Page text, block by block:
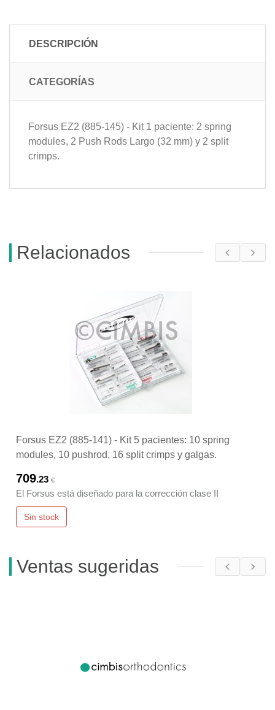
DESCRIPCIÓN
CATEGORÍAS
Forsus EZ2 (885-145) - Kit 1 paciente: 2 spring
modules, 2 Push Rods Largo (32 mm) y 2 split
crimps.
Relacionados
Forsus EZ2 (885-141) - Kit 5 pacientes: 10 spring
modules, 10 pushrod, 16 split crimps y galgas.
709.23 €
El Forsus está diseñado para la corrección clase II
Sin stock
Ventas sugeridas